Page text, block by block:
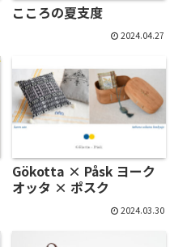
こころの夏支度
2024.04.27
Gökotta × Påsk ヨーク
オッタ × ポスク
2024.03.30